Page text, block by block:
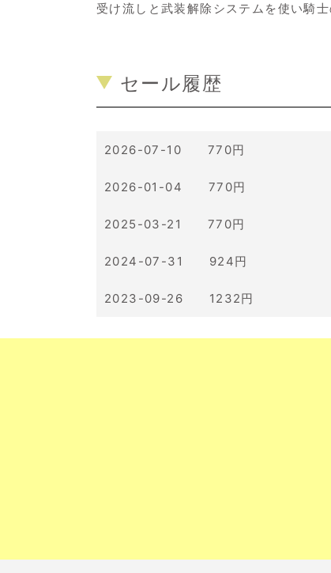
受け流しと武装解除システムを使い騎
セール履歴
2026-07-10 770円
2026-01-04 770円
2025-03-21 770円
2024-07-31 924円
2023-09-26 1232円